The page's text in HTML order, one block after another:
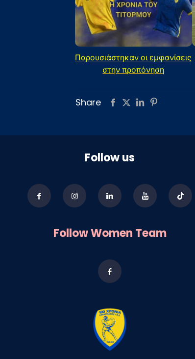
Παρουσιάστηκαν οι εμφανίσεις
στην προπόνηση
Share
Follow us
Follow Women Team